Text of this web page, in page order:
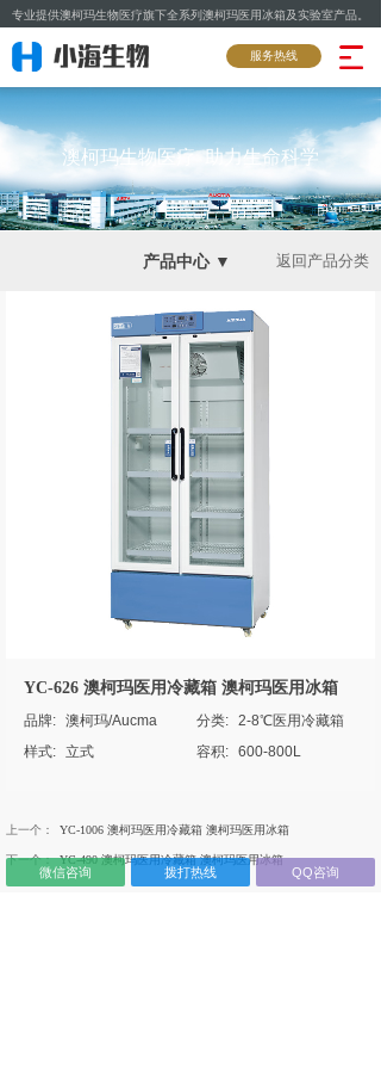
专业提供澳柯玛生物医疗旗下全系列澳柯玛医用冰箱及实验室产品。
澳柯玛生物医疗 助力生命科学
YC-626 澳柯玛医用冷藏箱 澳柯玛医用冰箱
品牌: 澳柯玛/Aucma 分类: 2-8℃医用冷藏箱
样式: 立式 容积: 600-800L
上一个： YC-1006 澳柯玛医用冷藏箱 澳柯玛医用冰箱
下一个： YC-490 澳柯玛医用冷藏箱 澳柯玛医用冰箱
服务热线
产品中心 ▼ 返回产品分类
拨打热线 QQ咨询
微信咨询